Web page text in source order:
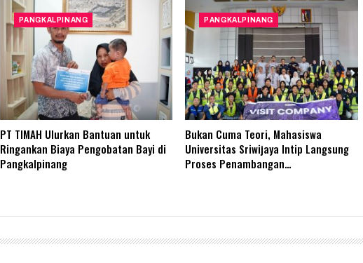
PANGKALPINANG
PT TIMAH Ulurkan Bantuan untuk
Ringankan Biaya Pengobatan Bayi di
Pangkalpinang
PANGKALPINANG
Bukan Cuma Teori, Mahasiswa
Universitas Sriwijaya Intip Langsung
Proses Penambangan…